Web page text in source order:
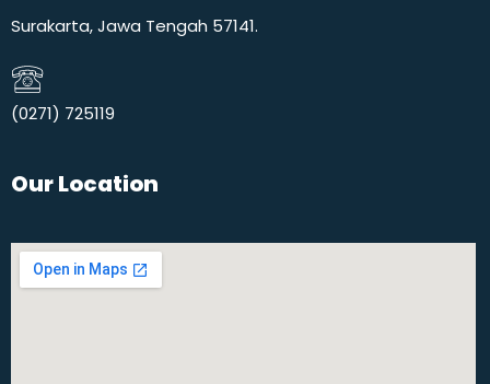
Surakarta, Jawa Tengah 57141.
(0271) 725119​
Our Location